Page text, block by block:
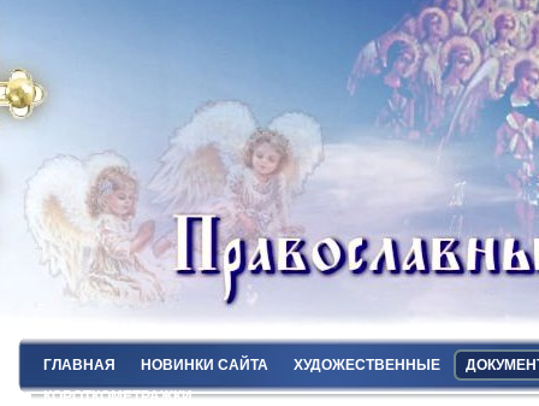
ГЛАВНАЯ НОВИНКИ САЙТА ХУДОЖЕСТВЕННЫЕ
КОРОТКОМЕТРАЖКИ